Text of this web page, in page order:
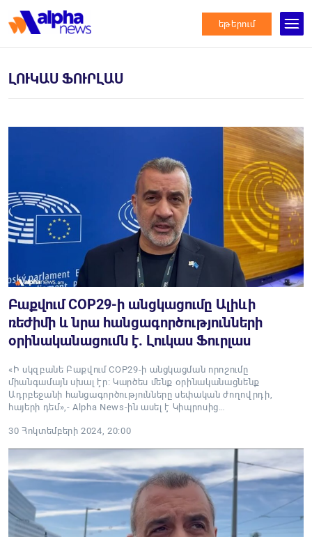
եթերում
ԼՈՒԿԱՍ ՖՈՒՐԼԱՍ
Բաքվում COP29-ի անցկացումը Ալիևի
ռեժիմի և նրա հանցագործությունների
օրինականացումն է. Լուկաս Ֆուրլաս
«Ի սկզբանե Բաքվում COP29-ի անցկացման որոշումը
միանգամայն սխալ էր։ Կարծես մենք օրինականացնենք
Ադրբեջանի հանցագործությունները սեփական ժողովրդի,
հայերի դեմ»,- Alpha News-ին ասել է Կիպրոսից…
30 Հոկտեմբերի 2024, 20:00